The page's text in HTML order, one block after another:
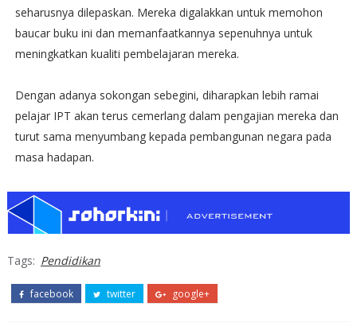
seharusnya dilepaskan. Mereka digalakkan untuk memohon
baucar buku ini dan memanfaatkannya sepenuhnya untuk
meningkatkan kualiti pembelajaran mereka.
Dengan adanya sokongan sebegini, diharapkan lebih ramai
pelajar IPT akan terus cemerlang dalam pengajian mereka dan
turut sama menyumbang kepada pembangunan negara pada
masa hadapan.
Tags: Pendidikan
facebook twitter google+